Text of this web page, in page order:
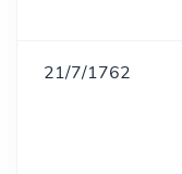
21/7/1762